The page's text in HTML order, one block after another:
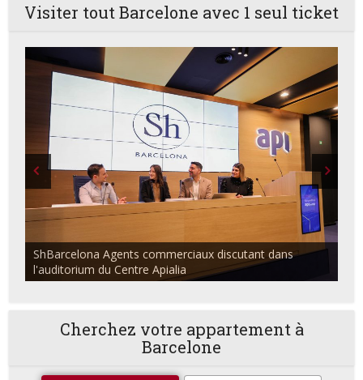
Visiter tout Barcelone avec 1 seul ticket
ShBarcelona Agents commerciaux discutant dans
l'auditorium du Centre Apialia
Cherchez votre appartement à
Barcelone